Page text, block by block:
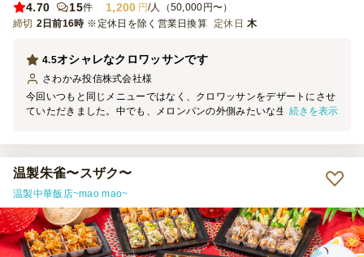
4.70
15件 1,200 円/人（50,000円〜）
締切 2日前16時 ※定休日を除く営業日換算 定休日 木
オシャレなクロワッサンです
4.5
さわかみ投信株式会社様
今回いつもと同じメニューではなく、クロワッサンをデザートにさせ
ていただきました。中でも、メロンパンの外側みたいな生地のクロワ
続きを表示
温製朱雀〜スザク〜
温製中華飯店~mao mao~